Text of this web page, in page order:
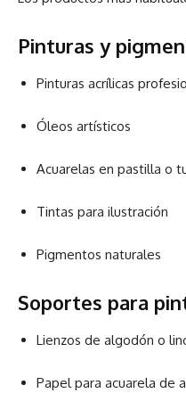
Pinturas y
Pinturas acrílicas
Óleos artísticos
Acuarelas en pastilla o
Tintas para ilustración
Pigmentos naturales
Soportes para
Lienzos de algodón o
Papel para acuarela de